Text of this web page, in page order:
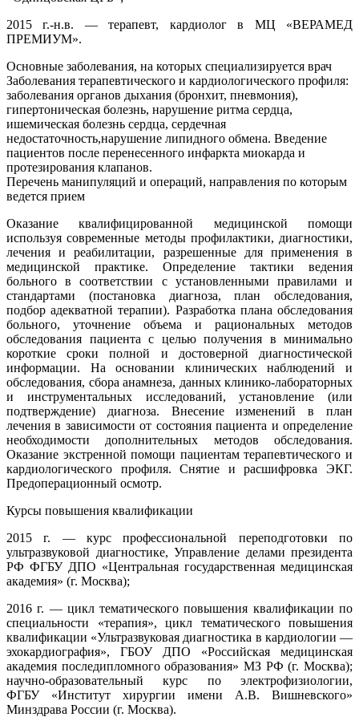
2015 г.-н.в. — терапевт, кардиолог в МЦ «ВЕРАМЕД
ПРЕМИУМ».
Основные заболевания, на которых специализируется врач
Заболевания терапевтического и кардиологического профиля:
заболевания органов дыхания (бронхит, пневмония),
гипертоническая болезнь, нарушение ритма сердца,
ишемическая болезнь сердца, сердечная
недостаточность,нарушение липидного обмена. Введение
пациентов после перенесенного инфаркта миокарда и
протезирования клапанов.
Перечень манипуляций и операций, направления по которым
ведется прием
Оказание квалифицированной медицинской помощи
используя современные методы профилактики, диагностики,
лечения и реабилитации, разрешенные для применения в
медицинской практике. Определение тактики ведения
больного в соответствии с установленными правилами и
стандартами (постановка диагноза, план обследования,
подбор адекватной терапии). Разработка плана обследования
больного, уточнение объема и рациональных методов
обследования пациента с целью получения в минимально
короткие сроки полной и достоверной диагностической
информации. На основании клинических наблюдений и
обследования, сбора анамнеза, данных клинико-лабораторных
и инструментальных исследований, установление (или
подтверждение) диагноза. Внесение изменений в план
лечения в зависимости от состояния пациента и определение
необходимости дополнительных методов обследования.
Оказание экстренной помощи пациентам терапевтического и
кардиологического профиля. Снятие и расшифровка ЭКГ.
Предоперационный осмотр.
Курсы повышения квалификации
2015 г. — курс профессиональной переподготовки по
ультразвуковой диагностике, Управление делами президента
РФ ФГБУ ДПО «Центральная государственная медицинская
академия» (г. Москва);
2016 г. — цикл тематического повышения квалификации по
специальности «терапия», цикл тематического повышения
квалификации «Ультразвуковая диагностика в кардиологии —
эхокардиография», ГБОУ ДПО «Российская медицинская
академия последипломного образования» МЗ РФ (г. Москва);
научно-образовательный курс по электрофизиологии,
ФГБУ «Институт хирургии имени А.В. Вишневского»
Минздрава России (г. Москва).